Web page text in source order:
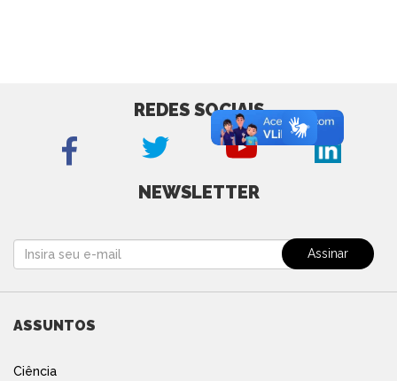
REDES SOCIAIS
NEWSLETTER
ASSUNTOS
Ciência